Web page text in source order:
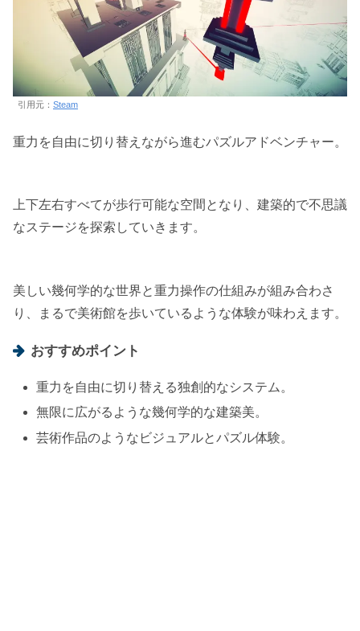
引用元： Steam
重力を自由に切り替えながら進むパズルアドベンチャー。
上下左右すべてが歩行可能な空間となり、建築的で不思議
なステージを探索していきます。
美しい幾何学的な世界と重力操作の仕組みが組み合わさ
り、まるで美術館を歩いているような体験が味わえます。
おすすめポイント
重力を自由に切り替える独創的なシステム。
無限に広がるような幾何学的な建築美。
芸術作品のようなビジュアルとパズル体験。